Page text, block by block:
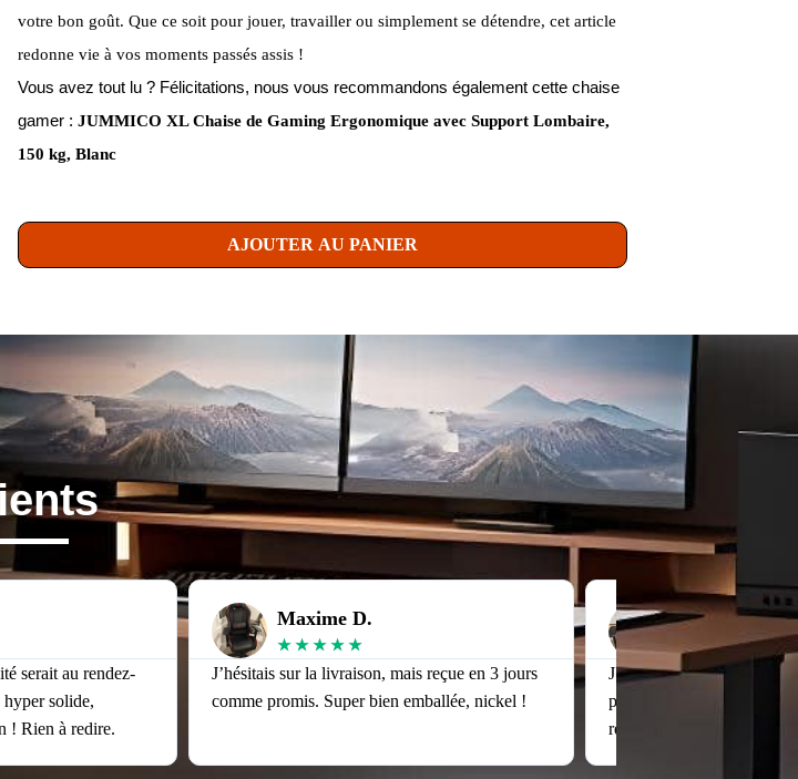
votre bon goût. Que ce soit pour jouer, travailler ou simplement se détendre, cet article
redonne vie à vos moments passés assis !
Vous avez tout lu ? Félicitations, nous vous recommandons également cette chaise
gamer : JUMMICO XL Chaise de Gaming Ergonomique avec Support Lombaire,
150 kg, Blanc
AJOUTER AU PANIER
serait au rendez-
solide,
! Rien à redire.
Maxime D.
★★★★★
J’hésitais sur la livraison, mais reçue en 3 jours
comme promis. Super bien emballée, nickel !
Julien T.
★★★★
J’avais peur que le siège
pour moi (1m90), mais il
réglage est top.